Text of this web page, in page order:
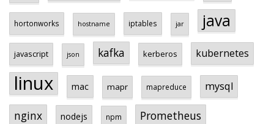
hortonworks hostname iptables jar java
javascript json kafka kerberos kubernetes
linux mac mapr mapreduce mysql
nginx nodejs npm Prometheus